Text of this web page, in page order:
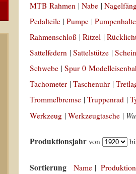
MTB Rahmen |Nabe |
Pedalteile |Pumpe |
Rahmenschloß |Ritzel |
Sattelfedern |Sattelstütze |
Schwebe |Spur 0
Tachometer |Taschenuhr |
Trommelbremse |Truppenrad |
Werkzeug |Werkzeugtasche |
Produktionsjahr von
Sortierung Name |